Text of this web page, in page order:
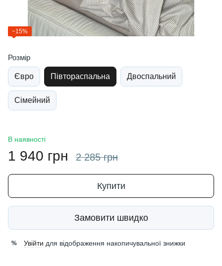
−15%
Розмір
Євро Півтораспальна Двоспальний
Сімейний
В наявності
1 940 грн 2 285 грн
Купити
Замовити швидко
% Увійти для відображення накопичувальної знижки